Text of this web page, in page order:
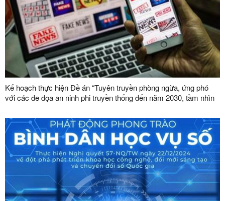
Kế hoạch thực hiện Đề án “Tuyên truyền phòng ngừa, ứng phó
với các đe dọa an ninh phi truyền thống đến năm 2030, tầm nhìn